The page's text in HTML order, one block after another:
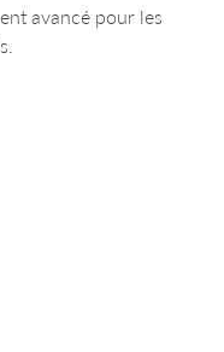
avancé pour les